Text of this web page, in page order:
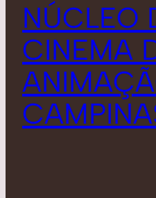
NÚCLEO
CINEMA